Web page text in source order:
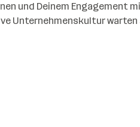
und Deinem Engagement
Unternehmenskultur warten